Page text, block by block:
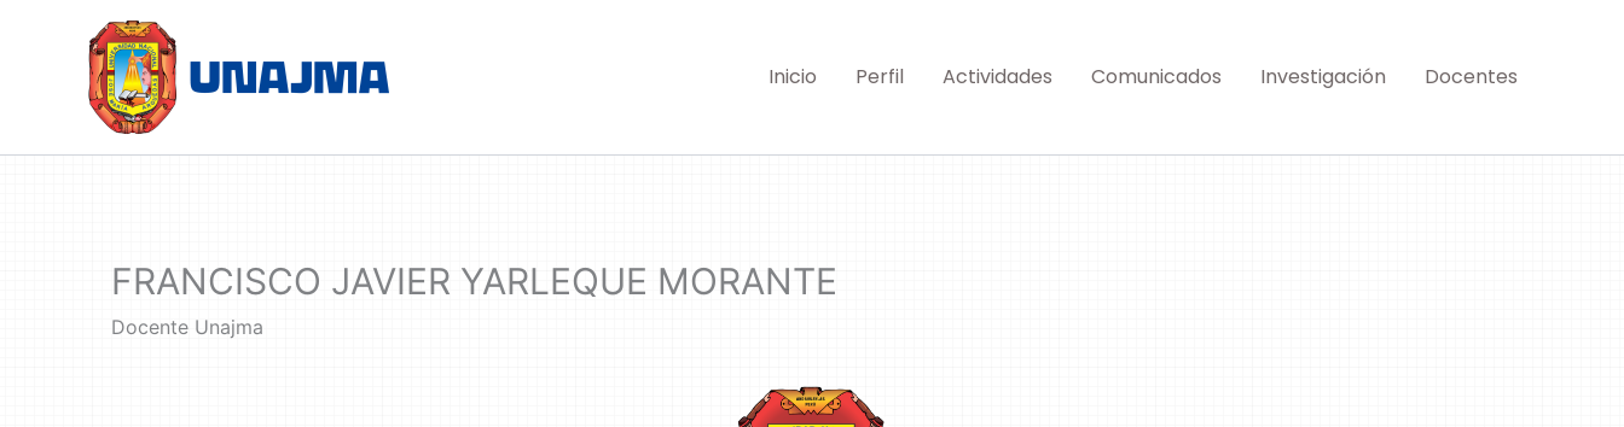
Inicio Perfil Actividades Comunicados Investigación Docentes
FRANCISCO JAVIER YARLEQUE MORANTE
Docente Unajma